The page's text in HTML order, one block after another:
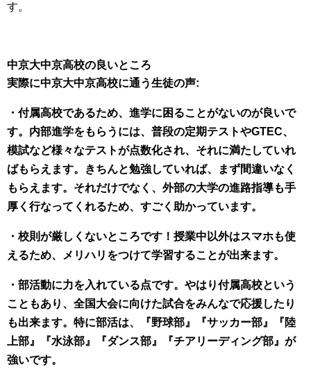
す。
中京大中京高校の良いところ
実際に中京大中京高校に通う生徒の声:
・付属高校であるため、進学に困ることがないのが良いで
す。内部進学をもらうには、普段の定期テストやGTEC、
模試など様々なテストが点数化され、それに満たしていれ
ばもらえます。きちんと勉強していれば、まず間違いなく
もらえます。それだけでなく、外部の大学の進路指導も手
厚く行なってくれるため、すごく助かっています。
・校則が厳しくないところです！授業中以外はスマホも使
えるため、メリハリをつけて学習することが出来ます。
・部活動に力を入れている点です。やはり付属高校という
こともあり、全国大会に向けた試合をみんなで応援したり
も出来ます。特に部活は、『野球部』『サッカー部』『陸
上部』『水泳部』『ダンス部』『チアリーディング部』が
強いです。